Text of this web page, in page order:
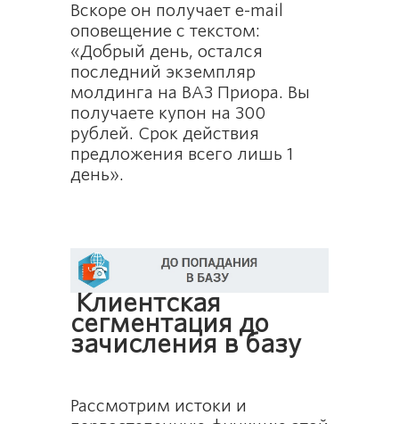
Вскоре он получает e-mail
оповещение с текстом:
«Добрый день, остался
последний экземпляр
молдинга на ВАЗ Приора. Вы
получаете купон на 300
рублей. Срок действия
предложения всего лишь 1
день».
Клиентская
сегментация до
зачисления в базу
Рассмотрим истоки и